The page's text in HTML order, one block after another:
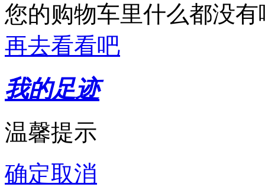
您的购物车里什么都没有
再去看看吧
我的足迹
温馨提示
确定取消